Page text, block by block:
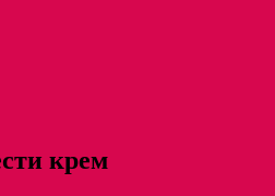
крем